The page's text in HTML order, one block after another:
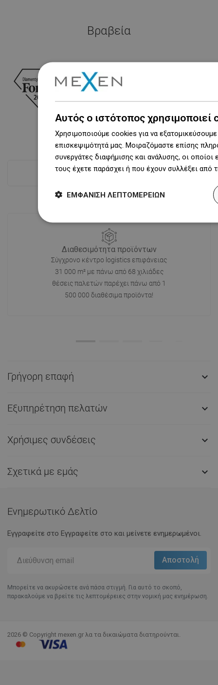
Βραβεία
Δες όλα
Διαθεσιμότητα προϊόντων
Σύγχρονο κέντρο logistics επιφάνειας
31 000 m² με πάνω από 68 χιλιάδες
θέσεις παλετών παρέχει πάνω από 1
500 000 διαθέσιμα προϊόντα!
Γρήγορη επαφή 
Εξυπηρέτηση πελατών 
Χρήσιμες συνδέσεις 
Σχετικά με εμάς 
Ενημερωτικό Δελτίο
Εγγραφείτε στο Eγγραφείτε στο και μείνετε ενημερωμένοι.
Μπορείτε να ακυρώσετε ανά πάσα στιγμή. Για αυτό το σκοπό,
παρακαλούμε να βρείτε τις λεπτομέρειες στην νομική μας ενημέρωση.
2026 © Copyright mexen.gr λα τα δικαιώματα διατηρούνται.
Αυτός ο ιστότοπος χρησιμοποιεί
Χρησιμοποιούμε cookies για να
επισκεψιμότητά μας. Μοιραζόμαστε επίσης
συνεργάτες διαφήμισης και ανάλυσης, οι
τους έχετε παράσχει ή που έχουν συλλέξει
ΕΜΦΆΝΙΣΗ ΛΕΠΤΟΜΕΡΕΙΏΝ